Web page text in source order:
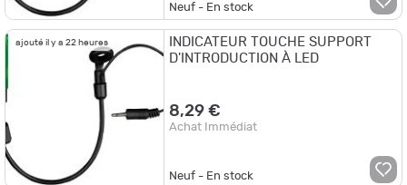
Neuf - En stock
ajouté il y a 22 heures
INDICATEUR TOUCHE SUPPORT
D'INTRODUCTION À LED
8,29 €
Achat Immédiat
Neuf - En stock